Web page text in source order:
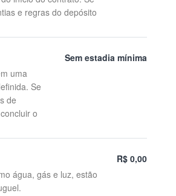
e regras do depósito
uma
Se
de
o
Sem estadia mínima
água, gás e luz, estão
R$ 0,00